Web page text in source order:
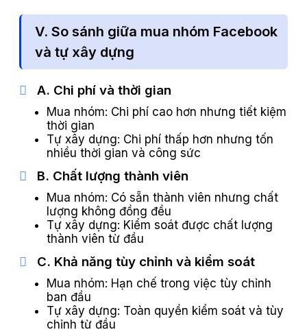
V. So sánh giữa mua nhóm Facebook
và tự xây dựng
A. Chi phí và thời gian
Mua nhóm: Chi phí cao hơn nhưng tiết kiệm
thời gian
Tự xây dựng: Chi phí thấp hơn nhưng tốn
nhiều thời gian và công sức
B. Chất lượng thành viên
Mua nhóm: Có sẵn thành viên nhưng chất
lượng không đồng đều
Tự xây dựng: Kiểm soát được chất lượng
thành viên từ đầu
C. Khả năng tùy chỉnh và kiểm soát
Mua nhóm: Hạn chế trong việc tùy chỉnh
ban đầu
Tự xây dựng: Toàn quyền kiểm soát và tùy
chỉnh từ đầu